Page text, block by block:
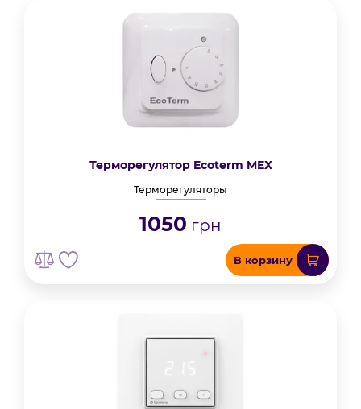
Терморегулятор Ecoterm MEX
Терморегуляторы
1050 грн
В корзину